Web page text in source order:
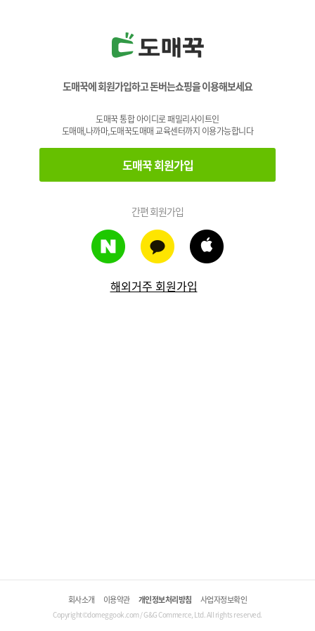
도매꾹에 회원가입하고 돈버는쇼핑을 이용해보세요
도매꾹 통합 아이디로 패밀리사이트인
도매매,나까마,도매꾹도매매 교육센터까지 이용가능합니다
도매꾹 회원가입
간편 회원가입
해외거주 회원가입
회사소개 이용약관 개인정보처리방침 사업자정보확인
Copyright©domeggook.com / G&G Commerce, Ltd. All rights reserved.